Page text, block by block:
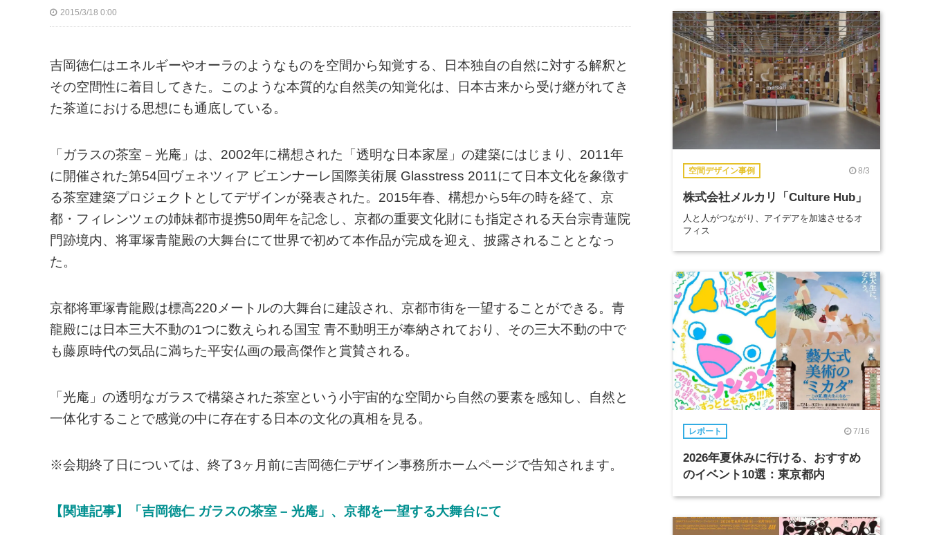
2015/3/18 0:00
吉岡徳仁はエネルギーやオーラのようなものを空間から知覚する、日本独自の自然に対する解釈と
その空間性に着目してきた。このような本質的な自然美の知覚化は、日本古来から受け継がれてき
た茶道における思想にも通底している。
「ガラスの茶室－光庵」は、2002年に構想された「透明な日本家屋」の建築にはじまり、2011年
に開催された第54回ヴェネツィア ビエンナーレ国際美術展 Glasstress 2011にて日本文化を象徴す
る茶室建築プロジェクトとしてデザインが発表された。2015年春、構想から5年の時を経て、京
都・フィレンツェの姉妹都市提携50周年を記念し、京都の重要文化財にも指定される天台宗青蓮院
門跡境内、将軍塚青龍殿の大舞台にて世界で初めて本作品が完成を迎え、披露されることとなっ
た。
京都将軍塚青龍殿は標高220メートルの大舞台に建設され、京都市街を一望することができる。青
龍殿には日本三大不動の1つに数えられる国宝 青不動明王が奉納されており、その三大不動の中で
も藤原時代の気品に満ちた平安仏画の最高傑作と賞賛される。
「光庵」の透明なガラスで構築された茶室という小宇宙的な空間から自然の要素を感知し、自然と
一体化することで感覚の中に存在する日本の文化の真相を見る。
※会期終了日については、終了3ヶ月前に吉岡徳仁デザイン事務所ホームページで告知されます。
【関連記事】「吉岡徳仁 ガラスの茶室 – 光庵」、京都を一望する大舞台にて
空間デザイン事例 8/3
株式会社メルカリ「Culture Hub」
人と人がつながり、アイデアを加速させるオ
フィス
レポート 7/16
2026年夏休みに行ける、おすすめ
のイベント10選：東京都内